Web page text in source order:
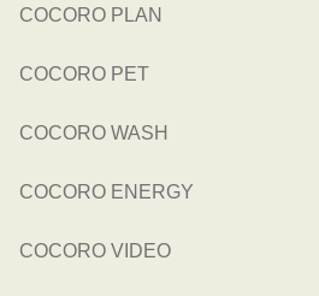
COCORO PLAN
COCORO PET
COCORO WASH
COCORO ENERGY
COCORO VIDEO